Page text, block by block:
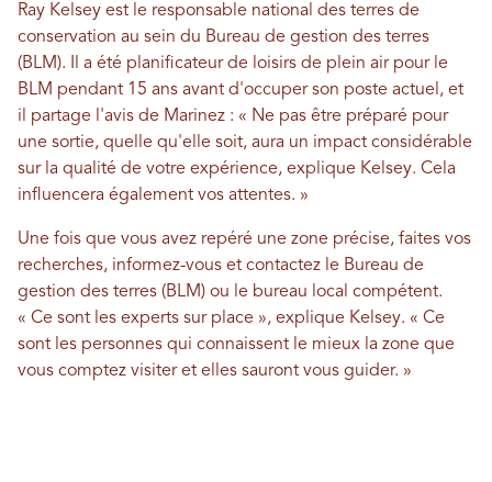
Ray Kelsey est le responsable national des terres de
conservation au sein du Bureau de gestion des terres
(BLM). Il a été planificateur de loisirs de plein air pour le
BLM pendant 15 ans avant d'occuper son poste actuel, et
il partage l'avis de Marinez : « Ne pas être préparé pour
une sortie, quelle qu'elle soit, aura un impact considérable
sur la qualité de votre expérience, explique Kelsey. Cela
influencera également vos attentes. »
Une fois que vous avez repéré une zone précise, faites vos
recherches, informez-vous et contactez le Bureau de
gestion des terres (BLM) ou le bureau local compétent.
« Ce sont les experts sur place », explique Kelsey. « Ce
sont les personnes qui connaissent le mieux la zone que
vous comptez visiter et elles sauront vous guider. »